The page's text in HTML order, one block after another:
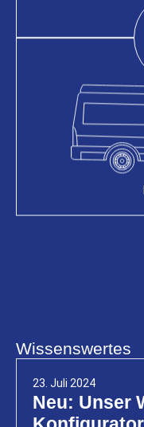
Wissenswertes
23. Juli 2024
Neu: Unser